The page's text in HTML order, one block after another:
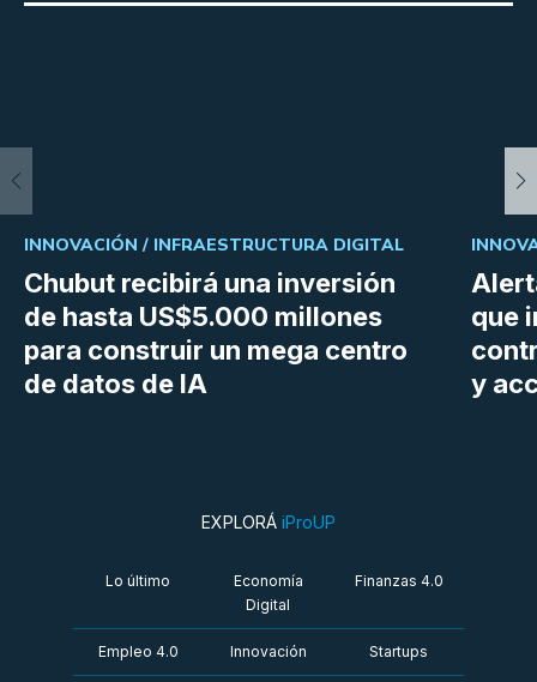
Chubut recibirá una inversión
de hasta US$5.000 millones
para construir un mega centro
de datos de IA
INNOVACIÓN / INFRAESTRUCTURA DIGITAL
que
y
EXPLORÁ iProUP
Lo último
Economía
Digital
Finanzas 4.0
Empleo 4.0 Innovación Startups